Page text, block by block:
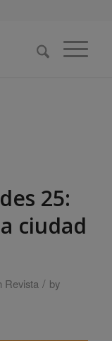
25:
ciudad
Revista / by